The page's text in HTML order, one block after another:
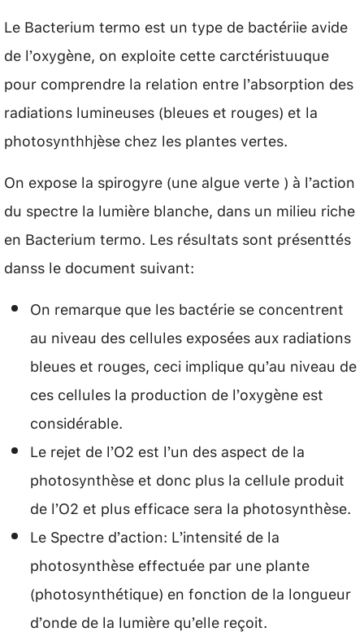
Le Bacterium termo est un type de bactériie avide
de l’oxygène, on exploite cette carctéristuuque
pour comprendre la relation entre l’absorption des
radiations lumineuses (bleues et rouges) et la
photosynthhjèse chez les plantes vertes.
On expose la spirogyre (une algue verte ) à l’action
du spectre la lumière blanche, dans un milieu riche
en Bacterium termo. Les résultats sont présenttés
danss le document suivant:
On remarque que les bactérie se concentrent
au niveau des cellules exposées aux radiations
bleues et rouges, ceci implique qu’au niveau de
ces cellules la production de l’oxygène est
considérable.
Le rejet de l’O2 est l’un des aspect de la
photosynthèse et donc plus la cellule produit
de l’O2 et plus efficace sera la photosynthèse.
Le Spectre d’action: L’intensité de la
photosynthèse effectuée par une plante
(photosynthétique) en fonction de la longueur
d’onde de la lumière qu’elle reçoit.